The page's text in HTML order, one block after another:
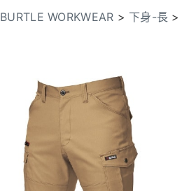
BURTLE WORKWEAR > 下身-長 >